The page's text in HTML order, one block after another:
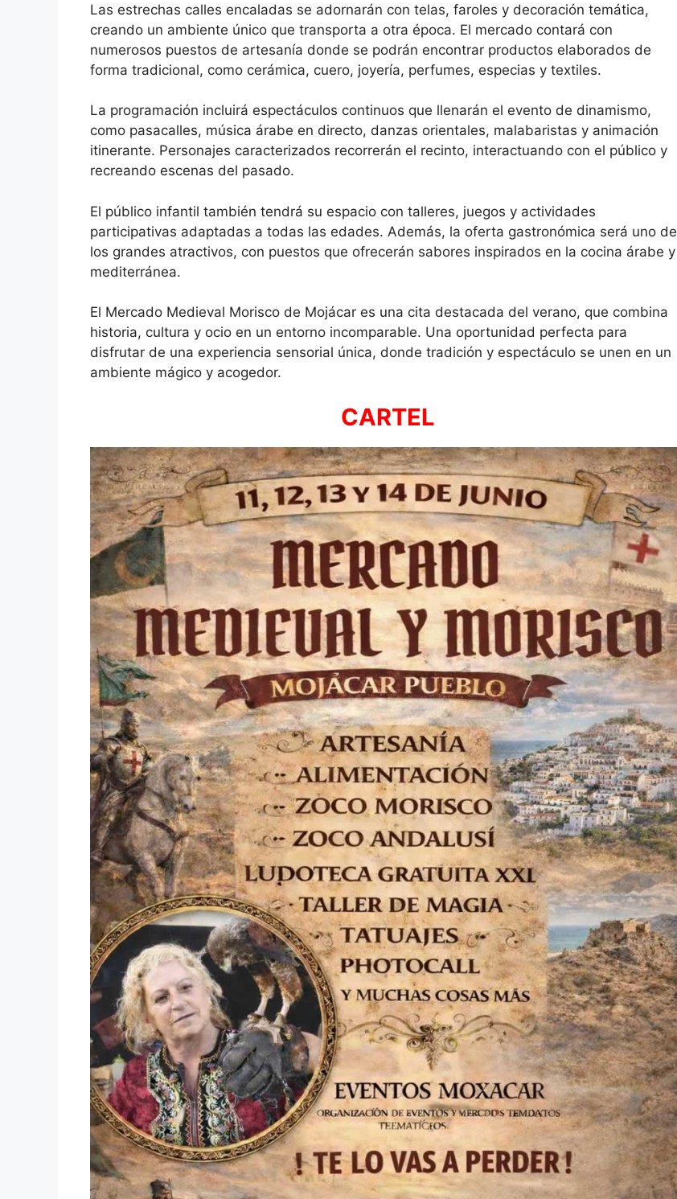
Las estrechas calles encaladas se adornarán con telas, faroles y decoración temática,
creando un ambiente único que transporta a otra época. El mercado contará con
numerosos puestos de artesanía donde se podrán encontrar productos elaborados de
forma tradicional, como cerámica, cuero, joyería, perfumes, especias y textiles.
La programación incluirá espectáculos continuos que llenarán el evento de dinamismo,
como pasacalles, música árabe en directo, danzas orientales, malabaristas y animación
itinerante. Personajes caracterizados recorrerán el recinto, interactuando con el público y
recreando escenas del pasado.
El público infantil también tendrá su espacio con talleres, juegos y actividades
participativas adaptadas a todas las edades. Además, la oferta gastronómica será uno de
los grandes atractivos, con puestos que ofrecerán sabores inspirados en la cocina árabe y
mediterránea.
El Mercado Medieval Morisco de Mojácar es una cita destacada del verano, que combina
historia, cultura y ocio en un entorno incomparable. Una oportunidad perfecta para
disfrutar de una experiencia sensorial única, donde tradición y espectáculo se unen en un
ambiente mágico y acogedor.
CARTEL